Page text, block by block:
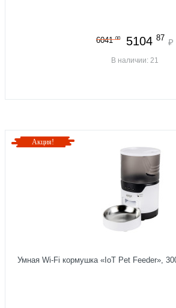
6041 00 5104 87 ₽
В наличии: 21
Акция!
Умная Wi-Fi кормушка «IoT Pet Feeder»,